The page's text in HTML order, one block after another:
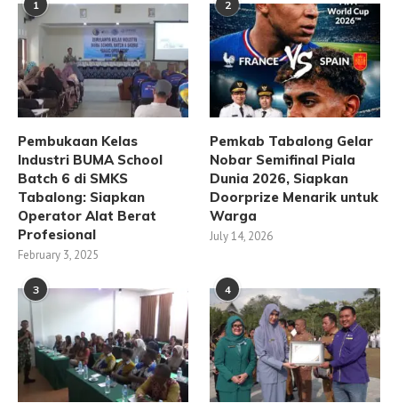
1
Pembukaan Kelas
Industri BUMA School
Batch 6 di SMKS
Tabalong: Siapkan
Operator Alat Berat
Profesional
February 3, 2025
2
Pemkab Tabalong Gelar
Nobar Semifinal Piala
Dunia 2026, Siapkan
Doorprize Menarik untuk
Warga
July 14, 2026
3 4